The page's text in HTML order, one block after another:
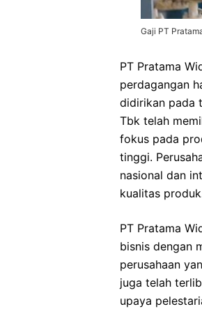
Gaji PT
PT Pratama
perdagangan
didirikan pada
Tbk telah
fokus pada
tinggi.
nasional dan
kualitas
PT Pratama
bisnis dengan
perusahaan
juga telah
upaya